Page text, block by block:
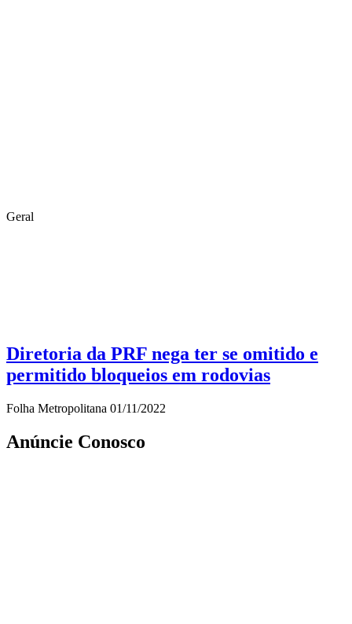
Geral
Diretoria da PRF nega ter se omitido e
permitido bloqueios em rodovias
Folha Metropolitana 01/11/2022
Anúncie Conosco